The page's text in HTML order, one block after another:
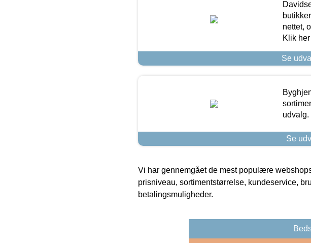
nettet,
Klik
Se
udvalg.
Se
Vi har gennemgået de mest populære
prisniveau, sortimentstørrelse, kundeservice,
betalingsmuligheder.